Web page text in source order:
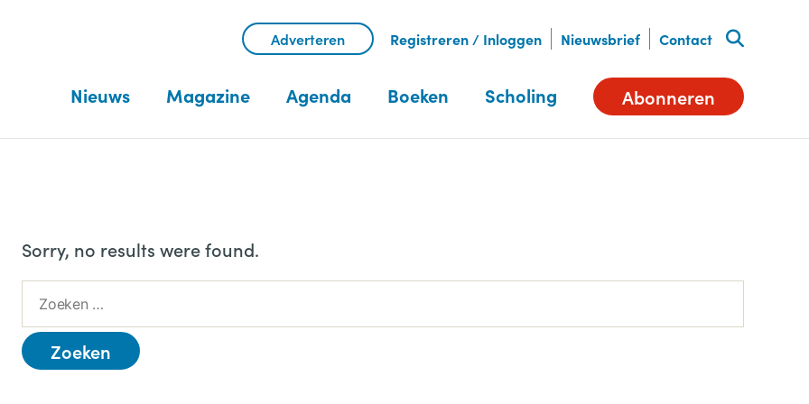
Adverteren Registreren / Inloggen Nieuwsbrief Contact
Nieuws Magazine Agenda Boeken Scholing Abonneren
Sorry, no results were found.
o
e